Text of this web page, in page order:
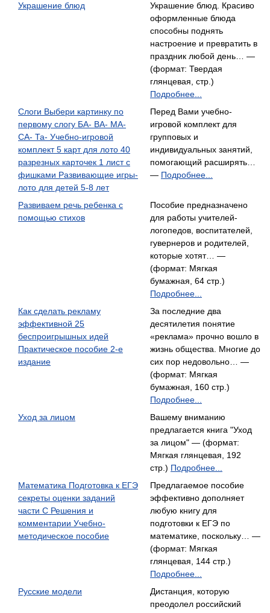
Украшение блюд
Украшение блюд. Красиво
оформленные блюда
способны поднять
настроение и превратить в
праздник любой день… —
(формат: Твердая
глянцевая, стр.)
Подробнее...
Слоги Выбери картинку по
первому слогу БА- ВА- МА-
СА- Та- Учебно-игровой
комплект 5 карт для лото 40
разрезных карточек 1 лист с
фишками Развивающие игры-
лото для детей 5-8 лет
Перед Вами учебно-
игровой комплект для
групповых и
индивидуальных занятий,
помогающий расширять…
— Подробнее...
Развиваем речь ребенка с
помощью стихов
Пособие предназначено
для работы учителей-
логопедов, воспитателей,
гувернеров и родителей,
которые хотят… —
(формат: Мягкая
бумажная, 64 стр.)
Подробнее...
Как сделать рекламу
эффективной 25
беспроигрышных идей
Практическое пособие 2-е
издание
За последние два
десятилетия понятие
«реклама» прочно вошло в
жизнь общества. Многие до
сих пор недовольно… —
(формат: Мягкая
бумажная, 160 стр.)
Подробнее...
Уход за лицом
Вашему вниманию
предлагается книга "Уход
за лицом" — (формат:
Мягкая глянцевая, 192
стр.) Подробнее...
Математика Подготовка к ЕГЭ
секреты оценки заданий
части С Решения и
комментарии Учебно-
методическое пособие
Предлагаемое пособие
эффективно дополняет
любую книгу для
подготовки к ЕГЭ по
математике, поскольку… —
(формат: Мягкая
глянцевая, 144 стр.)
Подробнее...
Русские модели
Дистанция, которую
преодолел российский